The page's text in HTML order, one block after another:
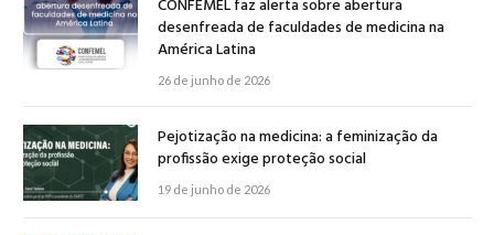
CONFEMEL faz alerta sobre abertura
desenfreada de faculdades de medicina na
América Latina
26 de junho de 2026
Pejotização na medicina: a feminização da
profissão exige proteção social
19 de junho de 2026